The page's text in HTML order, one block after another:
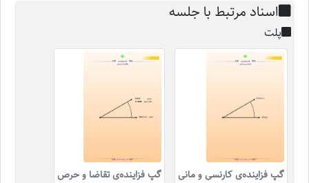
اسناد مرتبط با جلسه
پلت
گپ فزاینده‌ی کارنسی و مانی گپ فزاینده‌ی تقاضا و حرص